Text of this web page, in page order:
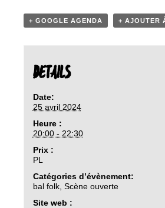
+ GOOGLE AGENDA + AJOUTER
DETAILS
Date:
25 avril 2024
Heure :
20:00 - 22:30
Prix :
PL
Catégories d’évènement:
bal folk, Scène ouverte
Site web :